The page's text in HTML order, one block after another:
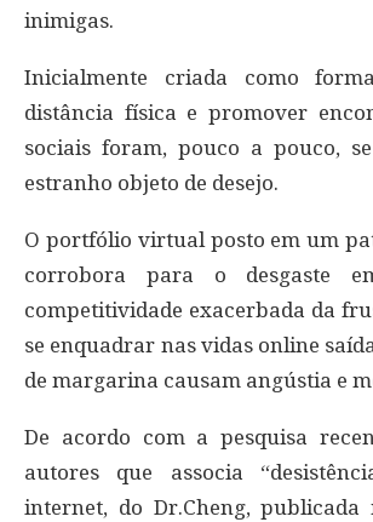
inimigas.
Inicialmente criada como
distância física e promover
sociais foram, pouco a pouco,
estranho objeto de desejo.
O portfólio virtual posto em um
corrobora para o desgaste
competitividade exacerbada da
se enquadrar nas vidas online
de margarina causam angústia e
De acordo com a pesquisa
autores que associa
internet, do Dr.Cheng, publicada